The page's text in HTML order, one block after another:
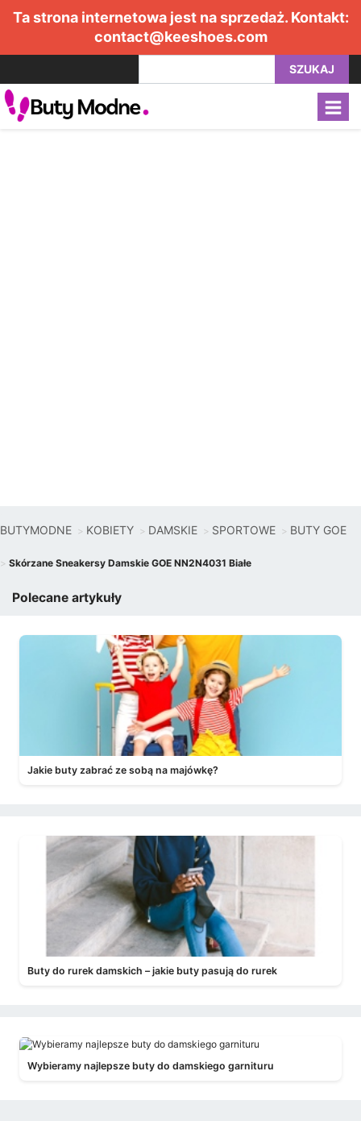
Ta strona internetowa jest na sprzedaż. Kontakt:
contact@keeshoes.com
SZUKAJ
BUTYMODNE KOBIETY DAMSKIE SPORTOWE BUTY GOE
Skórzane Sneakersy Damskie GOE NN2N4031 Białe
Polecane artykuły
Jakie buty zabrać ze sobą na majówkę?
Buty do rurek damskich – jakie buty pasują do rurek
Wybieramy najlepsze buty do damskiego garnituru